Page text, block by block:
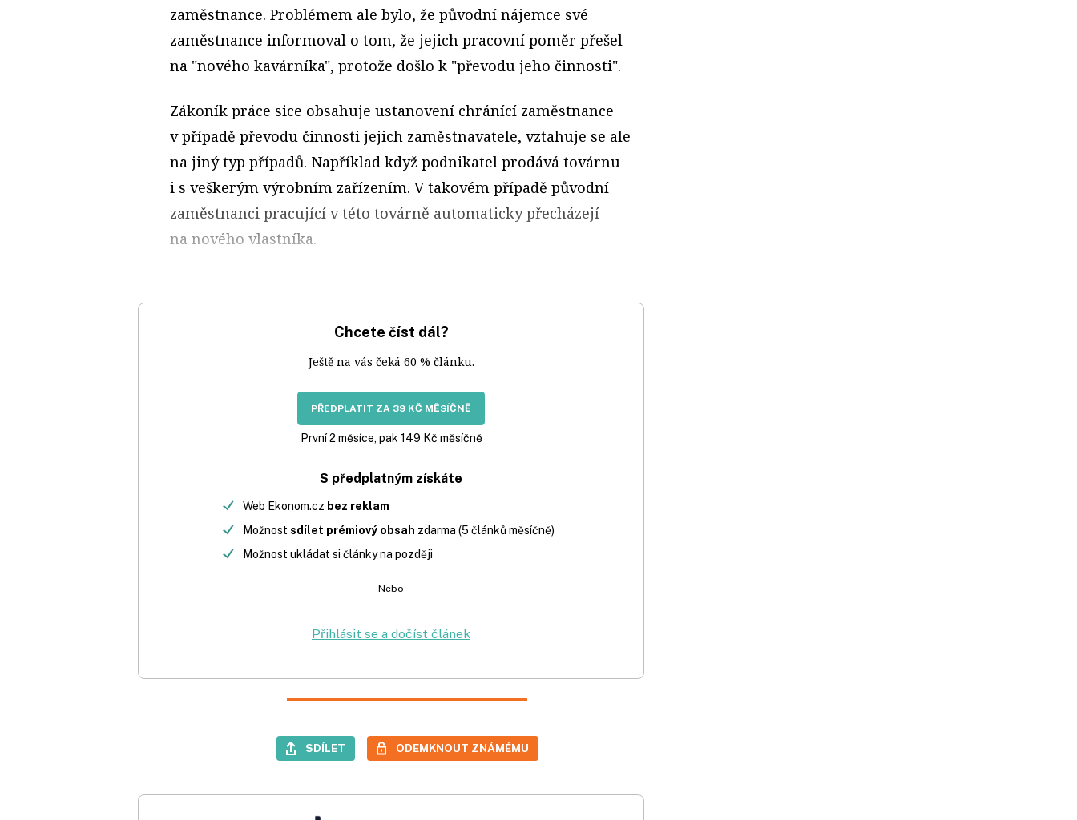
zaměstnance. Problémem ale bylo, že původní nájemce své
zaměstnance informoval o tom, že jejich pracovní poměr přešel
na "nového kavárníka", protože došlo k "převodu jeho činnosti".
Zákoník práce sice obsahuje ustanovení chránící zaměstnance
v případě převodu činnosti jejich zaměstnavatele, vztahuje se ale
na jiný typ případů. Například když podnikatel prodává továrnu
i s veškerým výrobním zařízením. V takovém případě původní
zaměstnanci pracující v této továrně automaticky přecházejí
na nového vlastníka.
Chcete číst dál?
Ještě na vás čeká 60 % článku.
PŘEDPLATIT ZA 39 KČ MĚSÍČNĚ
První 2 měsíce, pak 149 Kč měsíčně
S předplatným získáte
Web Ekonom.cz bez reklam
Možnost sdílet prémiový obsah zdarma (5 článků měsíčně)
Možnost ukládat si články na později
Nebo
Přihlásit se a dočíst článek
SDÍLET ODEMKNOUT ZNÁMÉMU